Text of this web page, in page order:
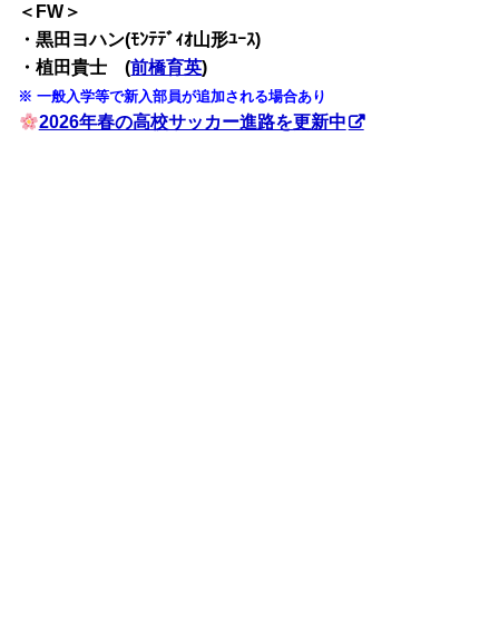
＜FW＞
・黒田ヨハン(ﾓﾝﾃﾃﾞｨｵ山形ﾕｰｽ)
・植田貴士 (前橋育英)
※ 一般入学等で新入部員が追加される場合あり
2026年春の高校サッカー進路を更新中